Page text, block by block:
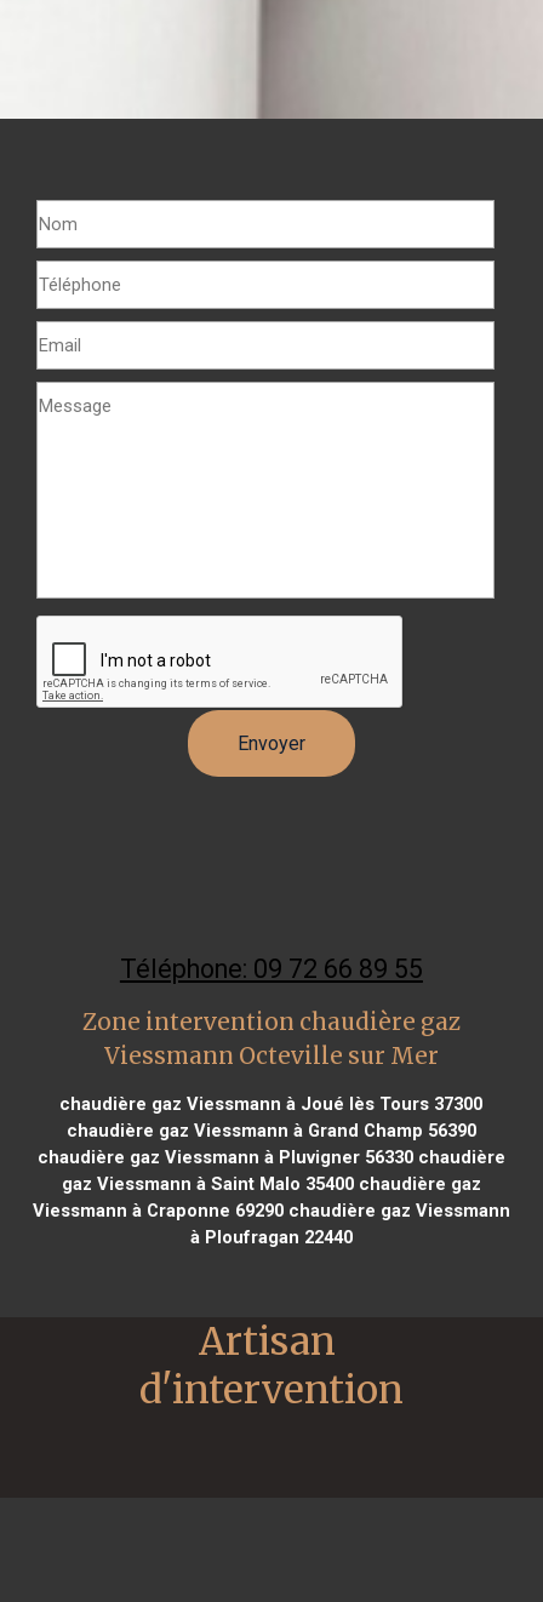
Téléphone: 09 72 66 89 55
Zone intervention chaudière gaz
Viessmann Octeville sur Mer
chaudière gaz Viessmann à Joué lès Tours 37300
chaudière gaz Viessmann à Grand Champ 56390
chaudière gaz Viessmann à Pluvigner 56330chaudière
gaz Viessmann à Saint Malo 35400chaudière gaz
Viessmann à Craponne 69290chaudière gaz Viessmann
à Ploufragan 22440
Artisan
d'intervention